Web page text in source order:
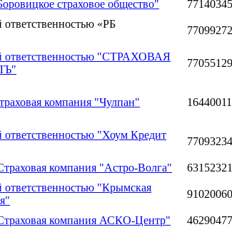
страховое общество"
«РБ
ответственностью "СТРАХОВАЯ
компания "Чулпан"
"Хоум Кредит
компания "Астро-Волга"
"Крымская
компания АСКО-Центр"